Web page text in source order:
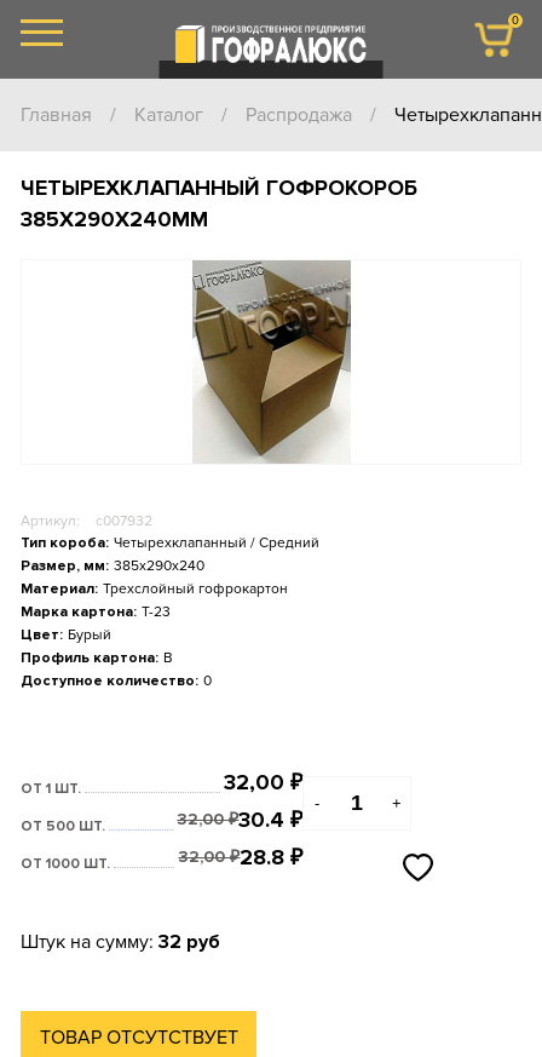
Главная / Каталог / Распродажа /
ЧЕТЫРЕХКЛАПАННЫЙ ГОФРОКОРОБ
385Х290Х240ММ
Артикул:
c007932
Тип короба: Четырехклапанный / Средний
Размер, мм: 385x290x240
Материал: Трехслойный гофрокартон
Марка картона: Т-23
Цвет: Бурый
Профиль картона: B
Доступное количество: 0
ОТ 1 ШТ. 32,00₽
ОТ 500 ШТ. 32,00₽30.4₽
ОТ 1000 ШТ. 32,00₽28.8₽
Штук на сумму: 32 руб
ТОВАР ОТСУТСТВУЕТ
- +